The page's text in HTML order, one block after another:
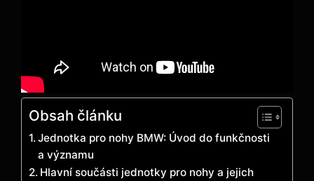
Obsah článku
Jednotka pro nohy BMW: Úvod do funkčnosti
a významu
Hlavní součásti jednotky pro nohy a jejich